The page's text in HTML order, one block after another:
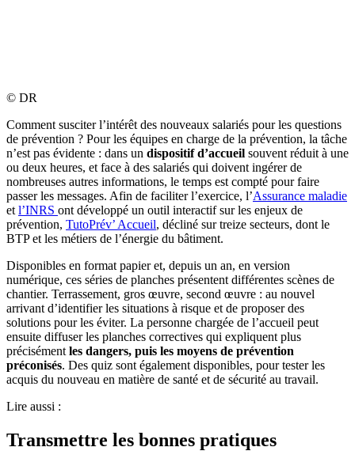
© DR
Comment susciter l’intérêt des nouveaux salariés pour les questions
de prévention ? Pour les équipes en charge de la prévention, la tâche
n’est pas évidente : dans un dispositif d’accueil souvent réduit à une
ou deux heures, et face à des salariés qui doivent ingérer de
nombreuses autres informations, le temps est compté pour faire
passer les messages. Afin de faciliter l’exercice, l’Assurance maladie
et l’INRS ont développé un outil interactif sur les enjeux de
prévention, TutoPrév’ Accueil, décliné sur treize secteurs, dont le
BTP et les métiers de l’énergie du bâtiment.
Disponibles en format papier et, depuis un an, en version
numérique, ces séries de planches présentent différentes scènes de
chantier. Terrassement, gros œuvre, second œuvre : au nouvel
arrivant d’identifier les situations à risque et de proposer des
solutions pour les éviter. La personne chargée de l’accueil peut
ensuite diffuser les planches correctives qui expliquent plus
précisément les dangers, puis les moyens de prévention
préconisés. Des quiz sont également disponibles, pour tester les
acquis du nouveau en matière de santé et de sécurité au travail.
Lire aussi :
Transmettre les bonnes pratiques